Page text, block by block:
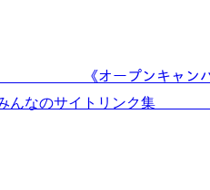
《オープンキャンパ
んなのサイトリ